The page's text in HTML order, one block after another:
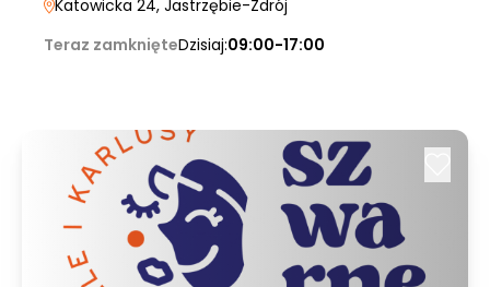
Katowicka 24, Jastrzębie-Zdrój
Teraz zamknięteDzisiaj:09:00-17:00